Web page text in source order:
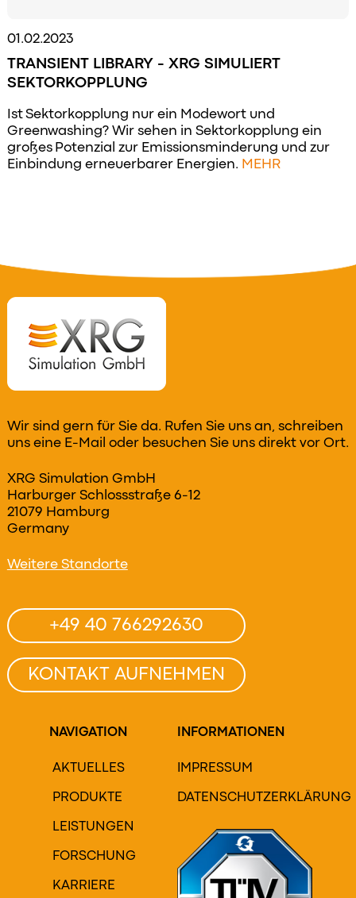
01.02.2023
TRANSIENT LIBRARY - XRG SIMULIERT
SEKTORKOPPLUNG
Ist Sektorkopplung nur ein Modewort und
Greenwashing? Wir sehen in Sektorkopplung ein
großes Potenzial zur Emissionsminderung und zur
Einbindung erneuerbarer Energien. MEHR
Wir sind gern für Sie da. Rufen Sie uns an, schreiben
uns eine E-Mail oder besuchen Sie uns direkt vor Ort.
XRG Simulation GmbH
Harburger Schlossstraße 6-12
21079 Hamburg
Germany
Weitere Standorte
+49 40 766292630
KONTAKT AUFNEHMEN
NAVIGATION
AKTUELLES
PRODUKTE
LEISTUNGEN
FORSCHUNG
KARRIERE
INFORMATIONEN
IMPRESSUM
DATENSCHUTZERKLÄRUNG